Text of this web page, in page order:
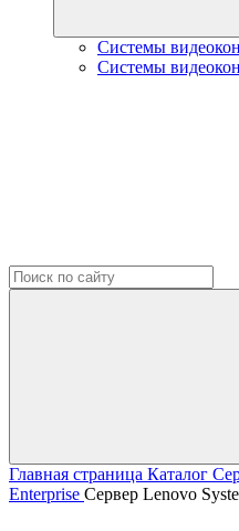
Системы
Системы
Главная страница Каталог
Enterprise Сервер Lenovo